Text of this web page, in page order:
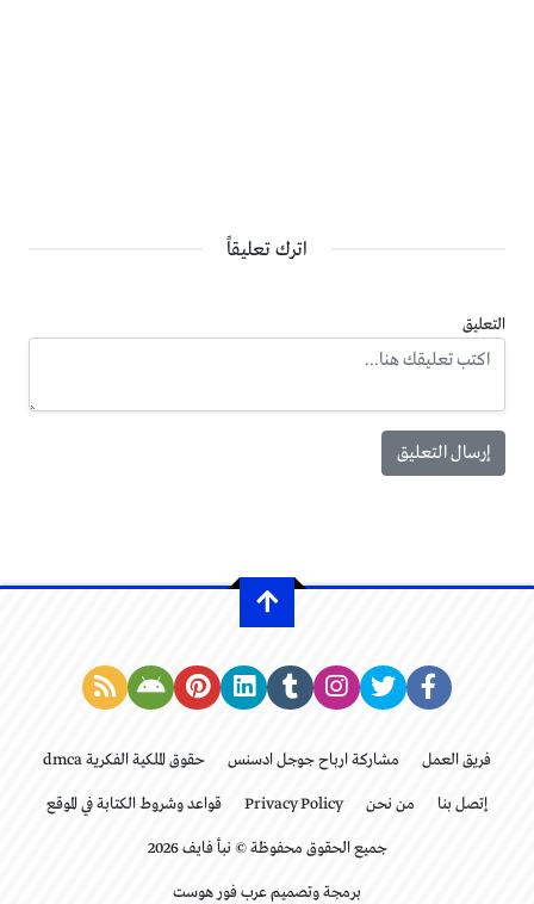
اترك تعليقاً
التعليق
فريق العمل مشاركة ارباح جوجل ادسنس حقوق الملكية الفكرية dmca
إتصل بنا من نحن Privacy Policy قواعد وشروط الكتابة في الموقع
جميع الحقوق محفوظة © نبأ فايف 2026
برمجة وتصميم عرب فور هوست